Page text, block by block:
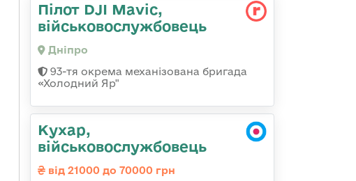
Пілот DJI Mavic,
військовослужбовець
Дніпро
93-тя окрема механізована бригада
«Холодний Яр"
Кухар,
військовослужбовець
від 21000 до 70000 грн